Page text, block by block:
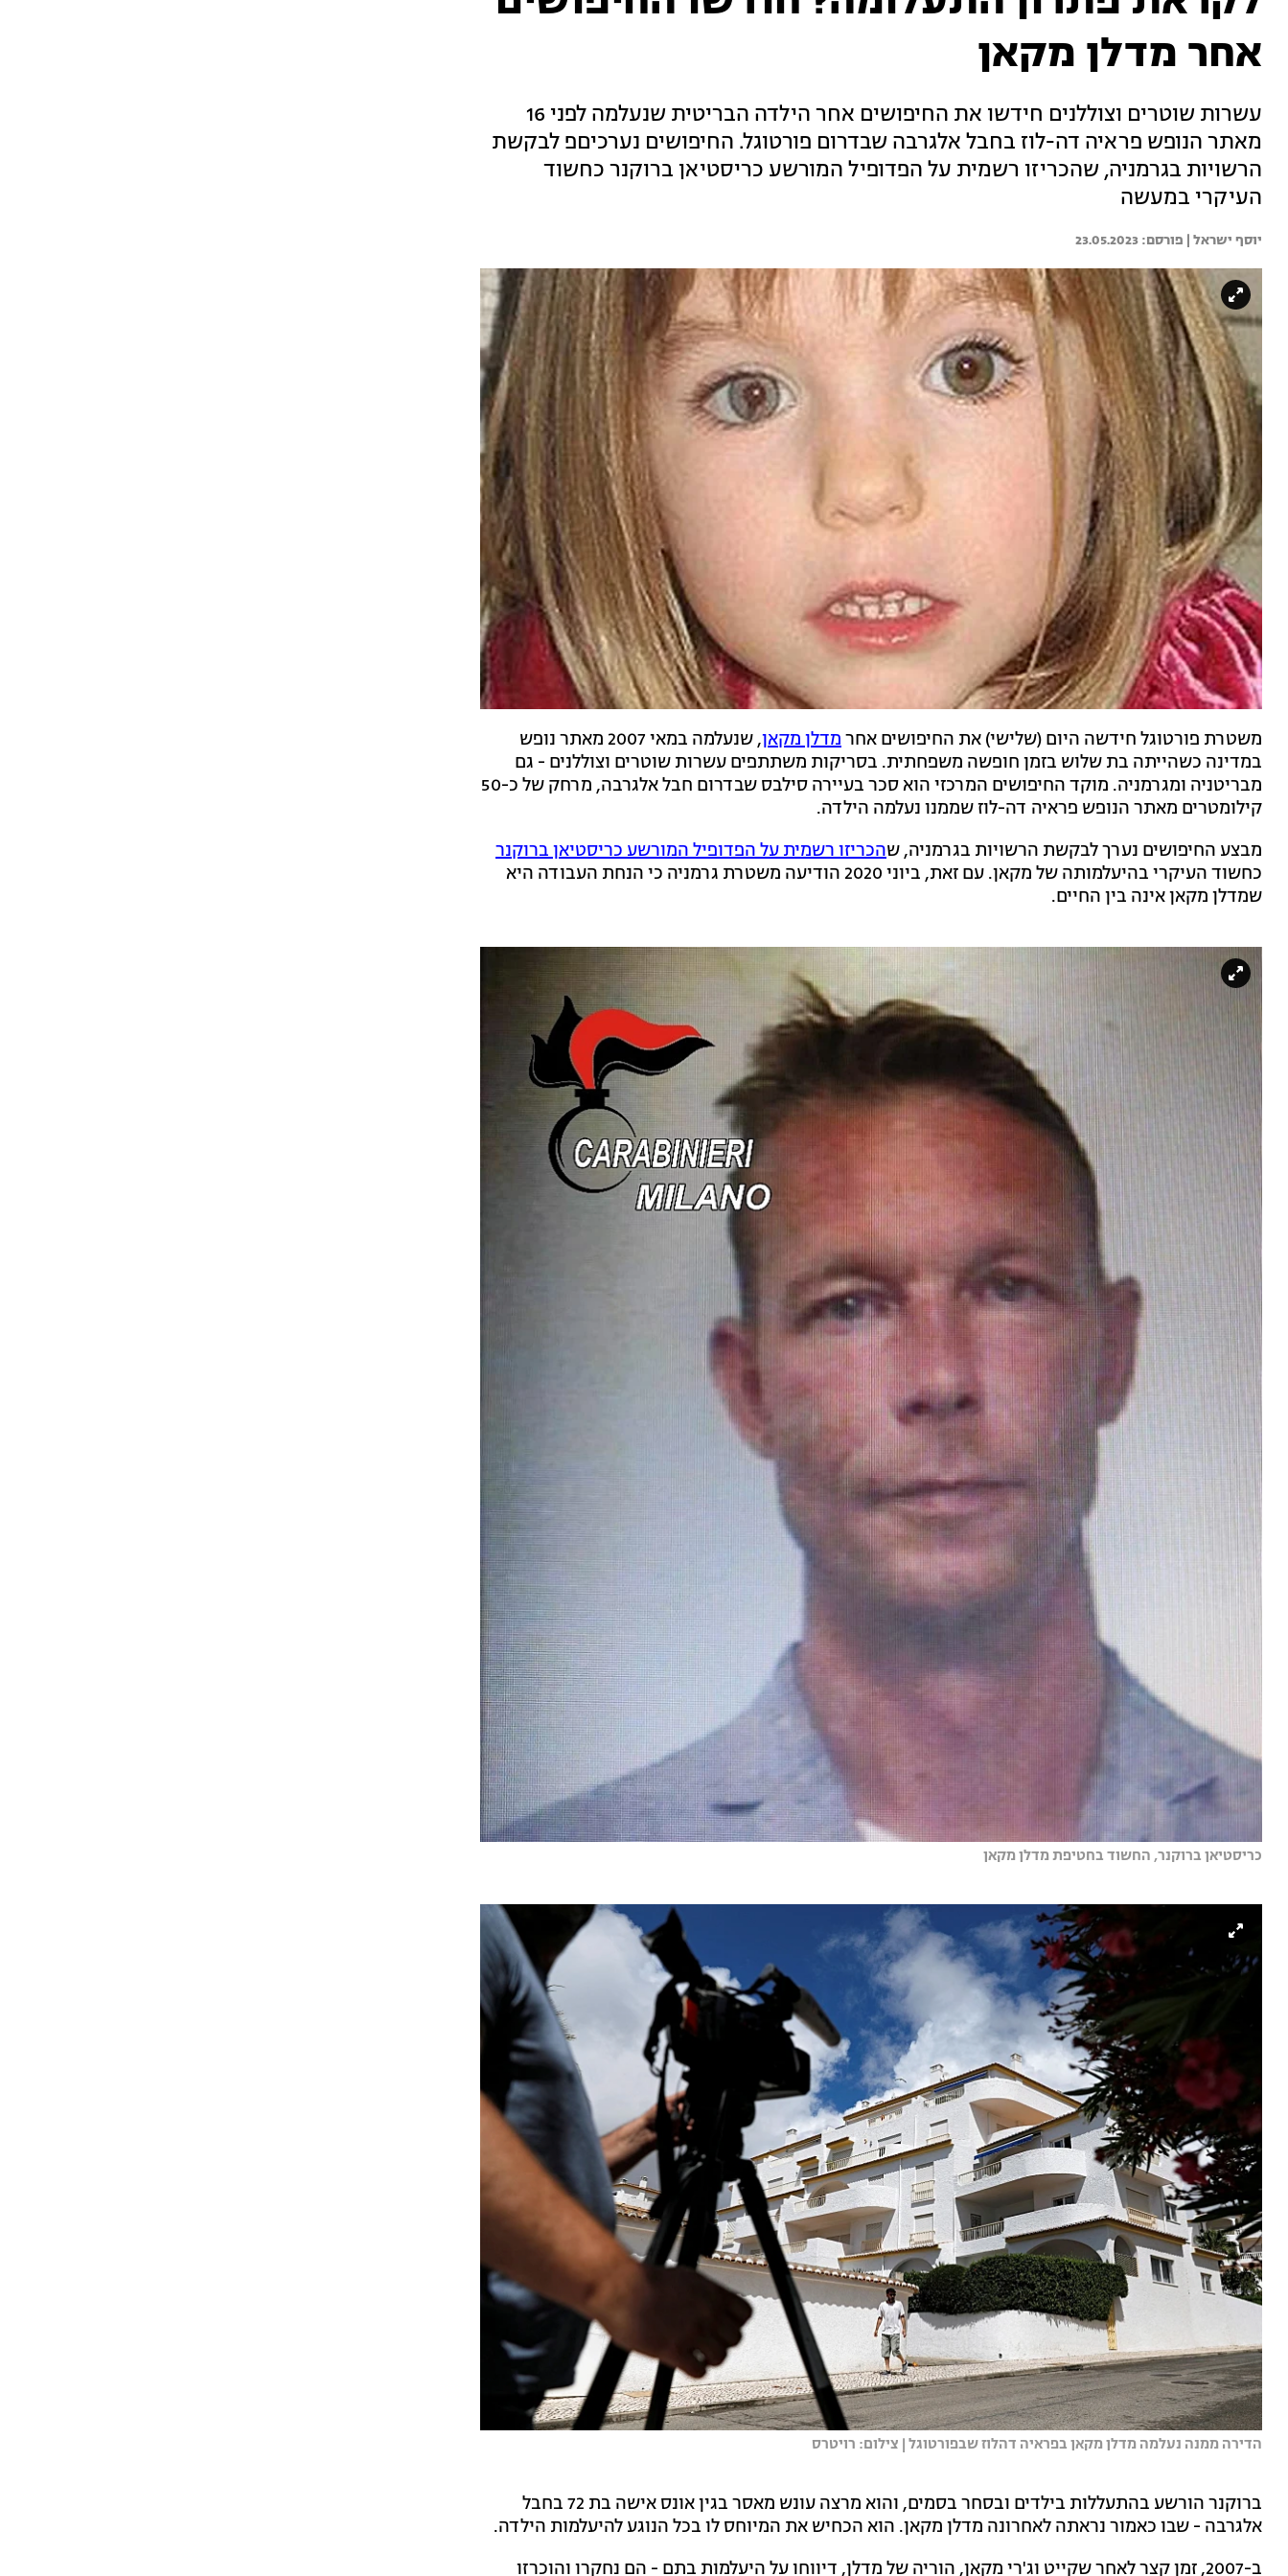
אחר מדלן מקאן
עשרות שוטרים וצוללנים חידשו את החיפושים אחר הילדה הבריטית שנעלמה לפני 16
מאתר הנופש פראיה דה-לוז בחבל אלגרבה שבדרום פורטוגל. החיפושים נערכיםפ לבקשת
הרשויות בגרמניה, שהכריזו רשמית על הפדופיל המורשע כריסטיאן ברוקנר כחשוד
העיקרי במעשה
יוסף ישראל | 23.05.2023
משטרת פורטוגל חידשה היום (שלישי) את החיפושים אחרמדלן מקאן
, שנעלמה במאי 2007 מאתר נופש
במדינה כשהייתה בת שלוש בזמן חופשה משפחתית. בסריקות משתתפים עשרות שוטרים וצוללנים - גם
מבריטניה ומגרמניה. מוקד החיפושים המרכזי הוא סכר בעיירה סילבס שבדרום חבל אלגרבה, מרחק של כ-50
קילומטרים מאתר הנופש פראיה דה-לוז שממנו נעלמה הילדה.
מבצע החיפושים נערך לבקשת הרשויות בגרמניה, שהכריזו רשמית על הפדופיל המורשע כריסטיאן ברוקנר
כחשוד העיקרי בהיעלמותה של מקאן. עם זאת, ביוני 2020 הודיעה משטרת גרמניה כי הנחת העבודה היא
שמדלן מקאן אינה בין החיים.
כריסטיאן ברוקנר, החשוד בחטיפת מדלן מקאן
הדירה ממנה נעלמה מדלן מקאן בפראיה דהלוז שבפורטוגל | צילום: רויטרס
ברוקנר הורשע בהתעללות בילדים ובסחר בסמים, והוא מרצה עונש מאסר בגין אונס אישה בת 72 בחבל
אלגרבה - שבו כאמור נראתה לאחרונה מדלן מקאן. הוא הכחיש את המיוחס לו בכל הנוגע להיעלמות הילדה.
ב-2007, זמן קצר לאחר שקייט וג'רי מקאן, הוריה של מדלן, דיווחו על היעלמות בתם - הם נחקרו והוכרזו